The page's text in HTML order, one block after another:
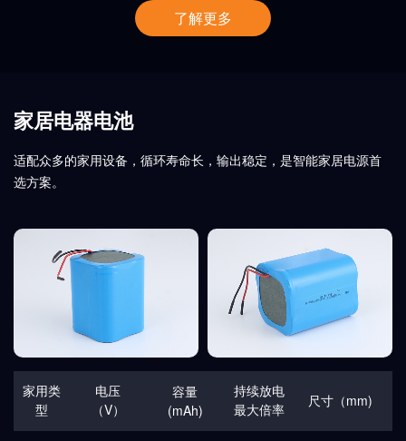
了解更多
家居电器电池
适配众多的家用设备，循环寿命长，输出稳定，是智能家居电源首
选方案。
家用类
型
电压
（V）
容量
(mAh)
持续放电
最大倍率
尺寸（mm)